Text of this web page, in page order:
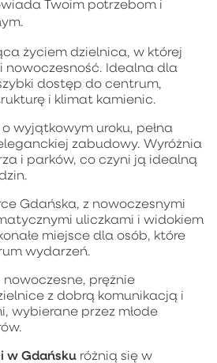
Twoim potrzebom i
życiem dzielnica, w której
nowoczesność. Idealna dla
dostęp do centrum,
i klimat kamienic.
wyjątkowym uroku, pełna
zabudowy. Wyróżnia
i parków, co czyni ją idealną
Gdańska, z nowoczesnymi
uliczkami i widokiem
miejsce dla osób, które
wydarzeń.
nowoczesne, prężnie
z dobrą komunikacją i
wybierane przez młode
w Gdańsku różnią się w